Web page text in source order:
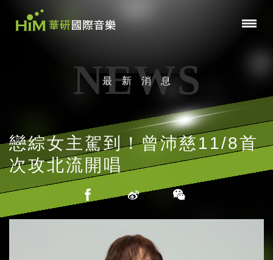
最新消息
NEWS
戀綜女主駕到！曾沛慈11/8首
次攻北流開唱